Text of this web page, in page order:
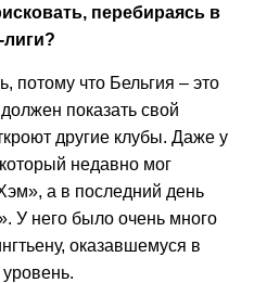
перебираясь в
потому что Бельгия – это
показать свой
другие клубы. Даже у
недавно мог
а в последний день
У него было очень много
оказавшемуся в